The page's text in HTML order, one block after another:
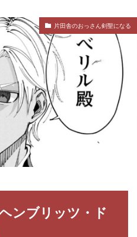
片田舎のおっさん剣聖になる
ンブリッツ・ド